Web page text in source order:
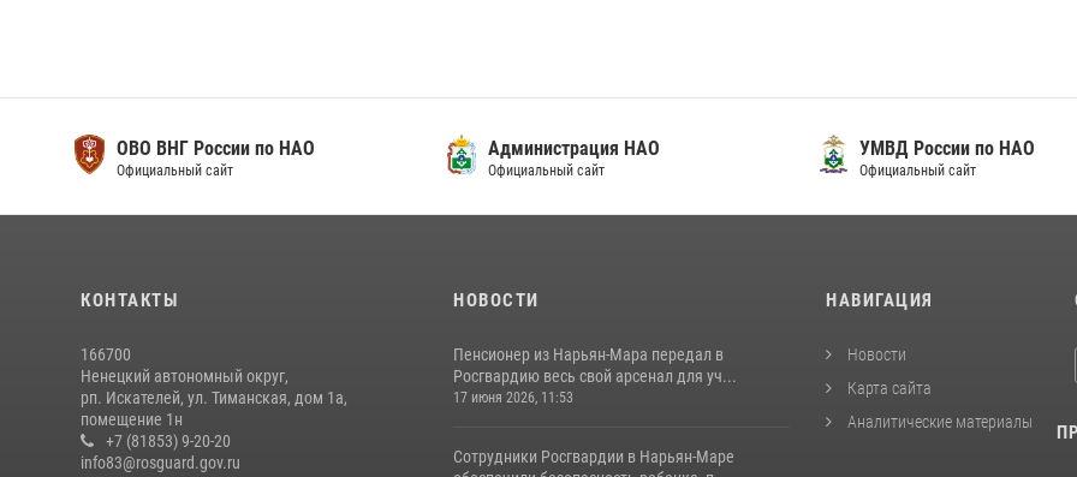
ОВО ВНГ России по НАО
Официальный сайт
Администрация НАО
Официальный сайт
УМВД России по НАО
Официальный сайт
КОНТАКТЫ
166700
Ненецкий автономный округ,
рп. Искателей, ул. Тиманская, дом 1а,
помещение 1н
+7 (81853) 9-20-20
info83@rosguard.gov.ru
НОВОСТИ
Пенсионер из Нарьян-Мара передал в
Росгвардию весь свой арсенал для уч...
17 июня 2026, 11:53
Сотрудники Росгвардии в Нарьян-Маре
НАВИГАЦИЯ
Новости
Карта сайта
Аналитические материалы